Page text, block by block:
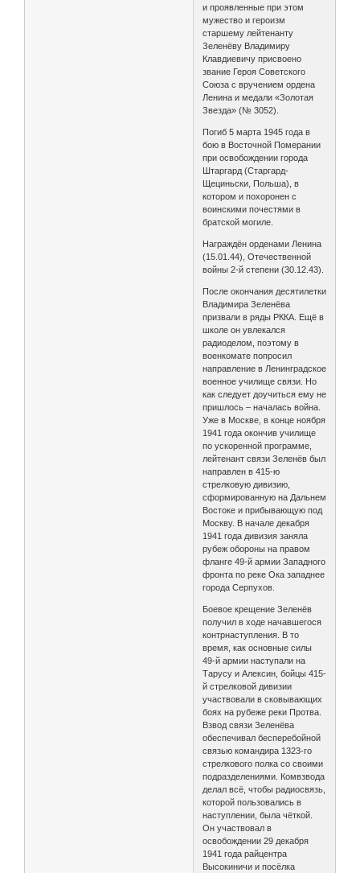
и проявленные при этом
мужество и героизм
старшему лейтенанту
Зеленёву Владимиру
Клавдиевичу присвоено
звание Героя Советского
Союза с вручением ордена
Ленина и медали «Золотая
Звезда» (№ 3052).
Погиб 5 марта 1945 года в
бою в Восточной Померании
при освобождении города
Штаргард (Старгард-
Щециньски, Польша), в
котором и похоронен с
воинскими почестями в
братской могиле.
Награждён орденами Ленина
(15.01.44), Отечественной
войны 2-й степени (30.12.43).
После окончания десятилетки
Владимира Зеленёва
призвали в ряды РККА. Ещё в
школе он увлекался
радиоделом, поэтому в
военкомате попросил
направление в Ленинградское
военное училище связи. Но
как следует доучиться ему не
пришлось – началась война.
Уже в Москве, в конце ноября
1941 года окончив училище
по ускоренной программе,
лейтенант связи Зеленёв был
направлен в 415-ю
стрелковую дивизию,
сформированную на Дальнем
Востоке и прибывающую под
Москву. В начале декабря
1941 года дивизия заняла
рубеж обороны на правом
фланге 49-й армии Западного
фронта по реке Ока западнее
города Серпухов.
Боевое крещение Зеленёв
получил в ходе начавшегося
контрнаступления. В то
время, как основные силы
49-й армии наступали на
Тарусу и Алексин, бойцы 415-
й стрелковой дивизии
участвовали в сковывающих
боях на рубеже реки Протва.
Взвод связи Зеленёва
обеспечивал бесперебойной
связью командира 1323-го
стрелкового полка со своими
подразделениями. Комвзвода
делал всё, чтобы радиосвязь,
которой пользовались в
наступлении, была чёткой.
Он участвовал в
освобождении 29 декабря
1941 года райцентра
Высокиничи и посёлка